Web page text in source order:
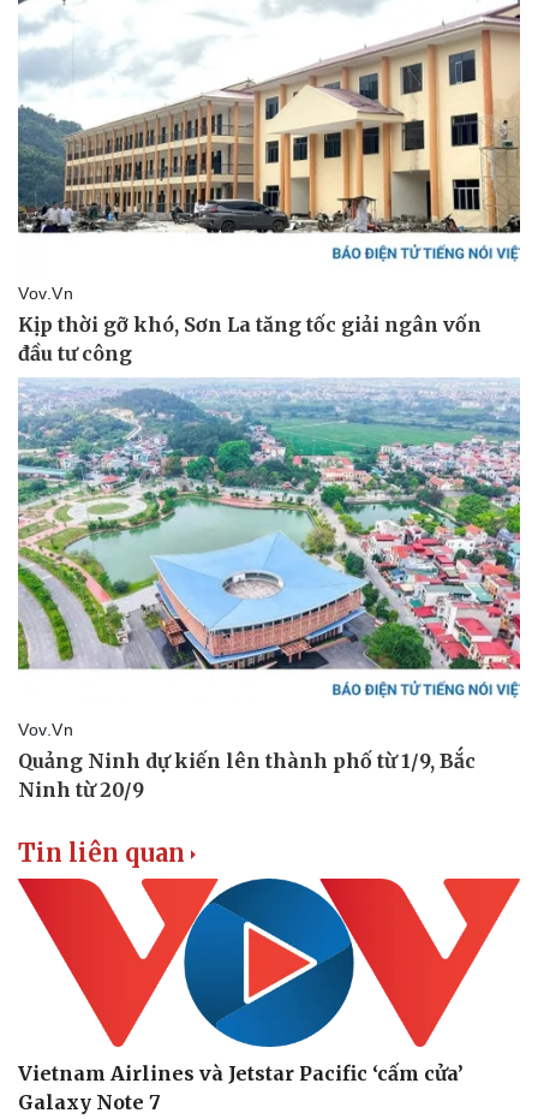
Vụ án
Tin nóng
Quân sự - Quốc phòng
Vũ khí
Tin liên quan
Vietnam Airlines và Jetstar Pacific ‘cấm cửa’
Galaxy Note 7